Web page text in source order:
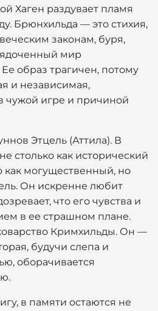
Хаген раздувает пламя
Брюнхильда — это стихия,
законам, буря,
мир
образ трагичен, потому
и независимая,
чужой игре и причиной
Этцель (Аттила). В
столько как исторический
как могущественный, но
Он искренне любит
что его чувства и
в ее страшном плане.
Кримхильды. Он —
будучи слепа и
оборачивается
в памяти остаются не